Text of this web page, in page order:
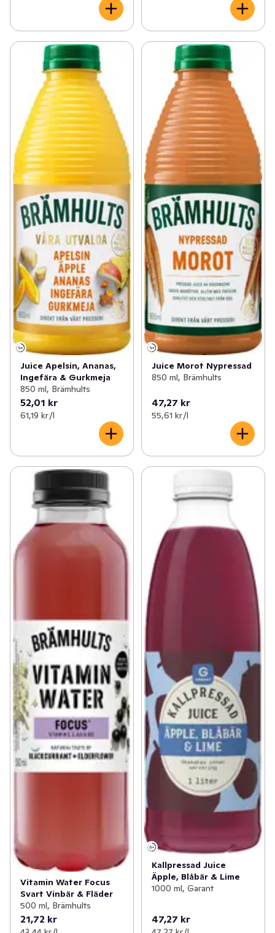
Juice Apelsin, Ananas,
Ingefära & Gurkmeja
850 ml, Brämhults
52,01 kr
61,19 kr /l
Juice Morot Nypressad
850 ml, Brämhults
47,27 kr
55,61 kr /l
Vitamin Water Focus
Svart Vinbär & Fläder
500 ml, Brämhults
21,72 kr
Kallpressad Juice
Äpple, Blåbär & Lime
1000 ml, Garant
47,27 kr